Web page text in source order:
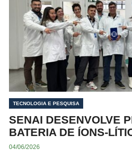
TECNOLOGIA E PESQUISA
SENAI DESENVOLVE
BATERIA DE ÍONS-
04/06/2026